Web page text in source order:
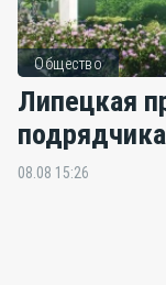
Общество
Липецкая
08.08 15:26